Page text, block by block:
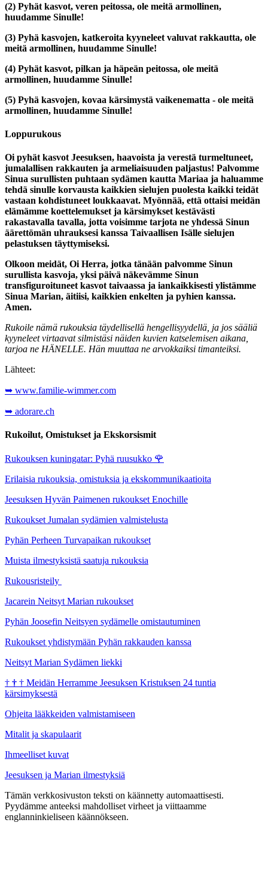
(2) Pyhät kasvot, veren peitossa, ole meitä armollinen,
huudamme Sinulle!
(3) Pyhä kasvojen, katkeroita kyyneleet valuvat rakkautta, ole
meitä armollinen, huudamme Sinulle!
(4) Pyhät kasvot, pilkan ja häpeän peitossa, ole meitä
armollinen, huudamme Sinulle!
(5) Pyhä kasvojen, kovaa kärsimystä vaikenematta - ole meitä
armollinen, huudamme Sinulle!
Loppurukous
Oi pyhät kasvot Jeesuksen, haavoista ja verestä turmeltuneet,
jumalallisen rakkauten ja armeliaisuuden paljastus! Palvomme
Sinua surullisten puhtaan sydämen kautta Mariaa ja haluamme
tehdä sinulle korvausta kaikkien sielujen puolesta kaikki teidät
vastaan kohdistuneet loukkaavat. Myönnää, että ottaisi meidän
elämämme koettelemukset ja kärsimykset kestävästi
rakastavalla tavalla, jotta voisimme tarjota ne yhdessä Sinun
äärettömän uhrauksesi kanssa Taivaallisen Isälle sielujen
pelastuksen täyttymiseksi.
Olkoon meidät, Oi Herra, jotka tänään palvomme Sinun
surullista kasvoja, yksi päivä näkevämme Sinun
transfiguroituneet kasvot taivaassa ja iankaikkisesti ylistämme
Sinua Marian, äitiisi, kaikkien enkelten ja pyhien kanssa.
Amen.
Rukoile nämä rukouksia täydellisellä hengellisyydellä, ja jos sääliä
kyyneleet virtaavat silmistäsi näiden kuvien katselemisen aikana,
tarjoa ne HÄNELLE. Hän muuttaa ne arvokkaiksi timanteiksi.
Lähteet:
➥ www.familie-wimmer.com
➥ adorare.ch
Rukoilut, Omistukset ja Ekskorsismit
Rukouksen kuningatar: Pyhä ruusukko 🌹
Erilaisia rukouksia, omistuksia ja ekskommunikaatioita
Jeesuksen Hyvän Paimenen rukoukset Enochille
Rukoukset Jumalan sydämien valmistelusta
Pyhän Perheen Turvapaikan rukoukset
Muista ilmestyksistä saatuja rukouksia
Rukousristeily
Jacarein Neitsyt Marian rukoukset
Pyhän Joosefin Neitsyen sydämelle omistautuminen
Rukoukset yhdistymään Pyhän rakkauden kanssa
Neitsyt Marian Sydämen liekki
† † † Meidän Herramme Jeesuksen Kristuksen 24 tuntia
kärsimyksestä
Ohjeita lääkkeiden valmistamiseen
Mitalit ja skapulaarit
Ihmeelliset kuvat
Jeesuksen ja Marian ilmestyksiä
Tämän verkkosivuston teksti on käännetty automaattisesti.
Pyydämme anteeksi mahdolliset virheet ja viittaamme
englanninkieliseen käännökseen.